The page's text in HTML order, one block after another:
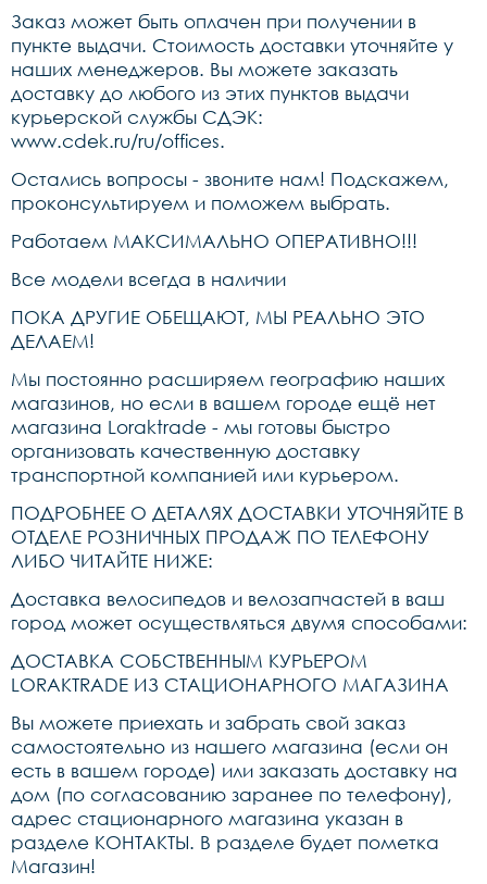
Заказ может быть оплачен при получении в
пункте выдачи. Стоимость доставки уточняйте у
наших менеджеров. Вы можете заказать
доставку до любого из этих пунктов выдачи
курьерской службы СДЭК:
www.cdek.ru/ru/offices.
Остались вопросы - звоните нам! Подскажем,
проконсультируем и поможем выбрать.
Работаем МАКСИМАЛЬНО ОПЕРАТИВНО!!!
Все модели всегда в наличии
ПОКА ДРУГИЕ ОБЕЩАЮТ, МЫ РЕАЛЬНО ЭТО
ДЕЛАЕМ!
Мы постоянно расширяем географию наших
магазинов, но если в вашем городе ещё нет
магазина Loraktrade - мы готовы быстро
организовать качественную доставку
транспортной компанией или курьером.
ПОДРОБНЕЕ О ДЕТАЛЯХ ДОСТАВКИ УТОЧНЯЙТЕ В
ОТДЕЛЕ РОЗНИЧНЫХ ПРОДАЖ ПО ТЕЛЕФОНУ
ЛИБО ЧИТАЙТЕ НИЖЕ:
Доставка велосипедов и велозапчастей в ваш
город может осуществляться двумя способами:
ДОСТАВКА СОБСТВЕННЫМ КУРЬЕРОМ
LORAKTRADE ИЗ СТАЦИОНАРНОГО МАГАЗИНА
Вы можете приехать и забрать свой заказ
самостоятельно из нашего магазина (если он
есть в вашем городе) или заказать доставку на
дом (по согласованию заранее по телефону),
адрес стационарного магазина указан в
разделе КОНТАКТЫ. В разделе будет пометка
Магазин!